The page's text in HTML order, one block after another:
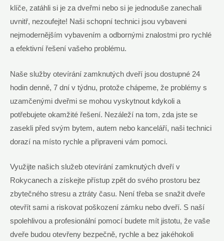
klíče, zatáhli si je za dveřmi nebo si je jednoduše zanechali
uvnitř, nezoufejte! Naši schopní technici jsou vybaveni
nejmodernějším vybavením a odbornými znalostmi pro rychlé
a efektivní řešení vašeho problému.
Naše služby otevírání zamknutých dveří jsou dostupné 24
hodin denně, 7 dní v týdnu, protože chápeme, že problémy s
uzamčenými dveřmi se mohou vyskytnout kdykoli a
potřebujete okamžité řešení. Nezáleží na tom, zda jste se
zasekli před svým bytem, autem nebo kanceláří, naši technici
dorazí na místo rychle a připraveni vám pomoci.
Využijte našich služeb otevírání zamknutých dveří v
Rokycanech a získejte přístup zpět do svého prostoru bez
zbytečného stresu a ztráty času. Není třeba se snažit dveře
otevřít sami a riskovat poškození zámku nebo dveří. S naší
spolehlivou a profesionální pomocí budete mít jistotu, že vaše
dveře budou otevřeny bezpečně, rychle a bez jakéhokoli